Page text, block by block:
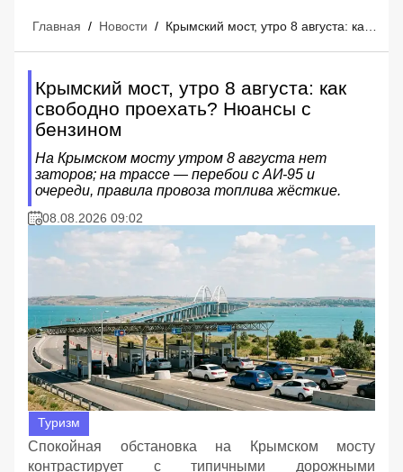
Главная / Новости /
Крымский мост, утро 8 августа: как
свободно проехать? Нюансы с
бензином
На Крымском мосту утром 8 августа нет
заторов; на трассе — перебои с АИ‑95 и
очереди, правила провоза топлива жёсткие.
08.08.2026 09:02
Туризм
Спокойная обстановка на Крымском мосту
контрастирует с типичными дорожными